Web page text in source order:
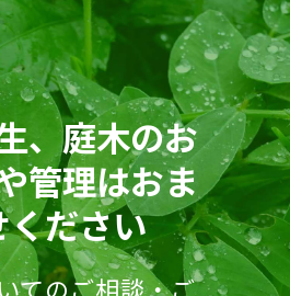
、庭木のお
管理はおま
ください
てのご相談・ご